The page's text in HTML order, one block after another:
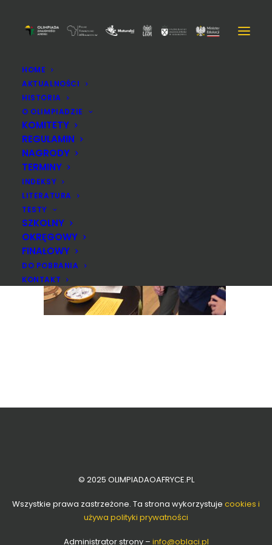
HOME
AKTUALNOŚCI
HISTORIA
O OLIMPIADZIE
KOMITETY
REGULAMIN
NAGRODY
TERMINY
INDEKSY
LITERATURA
TESTY
SZKOLNY
OKRĘGOWY
FINAŁOWY
DO POBRANIA
KONTAKT
Strona Główna
© 2025 OLIMPIADAOAFRYCE.PL
Wszystkie prawa zastrzeżone. Ta strona wykorzystuje cookies i
używa polityki prywatności
Administrator strony – info@oblaci.pl